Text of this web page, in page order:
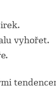
vyhořet.